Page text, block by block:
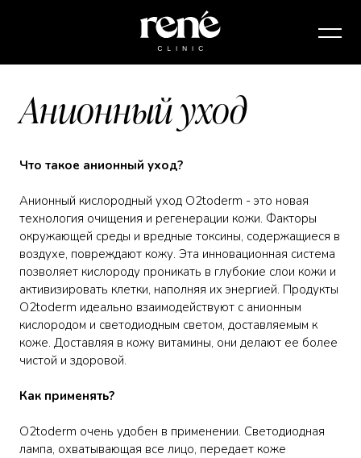
Анионный уход
Что такое анионный уход?
Анионный кислородный уход O2toderm - это новая
технология очищения и регенерации кожи. Факторы
окружающей среды и вредные токсины, содержащиеся в
воздухе, повреждают кожу. Эта инновационная система
позволяет кислороду проникать в глубокие слои кожи и
активизировать клетки, наполняя их энергией. Продукты
O2toderm идеально взаимодействуют с анионным
кислородом и светодиодным светом, доставляемым к
коже. Доставляя в кожу витамины, они делают ее более
чистой и здоровой.
Как применять?
O2toderm очень удобен в применении. Светодиодная
лампа, охватывающая все лицо, передает коже